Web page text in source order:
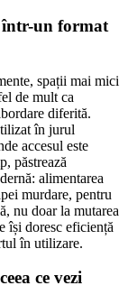
un format
spații mai mici
de mult ca
diferită.
în jurul
accesul este
păstrează
alimentarea
murdare, pentru
nu doar la mutarea
își doresc eficiență
în utilizare.
ce vezi